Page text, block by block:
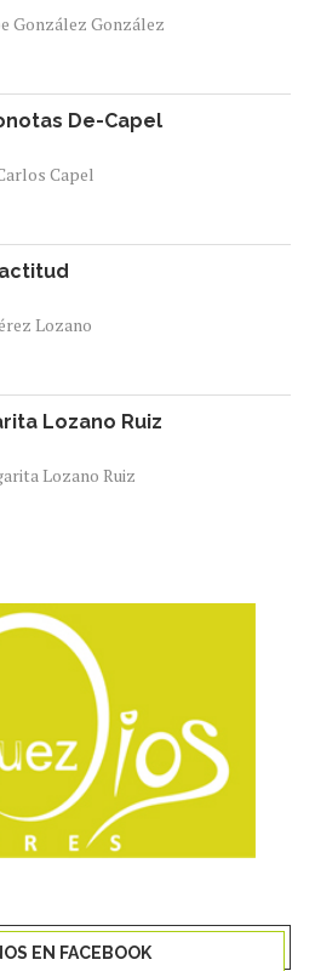
González González
De-Capel
Capel
Lozano
Lozano Ruiz
Lozano Ruiz
EN FACEBOOK